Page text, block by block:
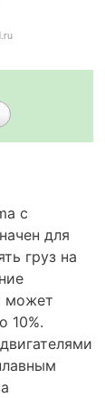
с
для
груз на
может
10%.